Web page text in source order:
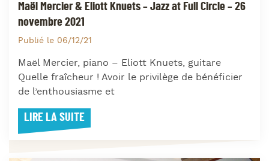
Maël Mercier & Eliott Knuets – Jazz at Full Circle – 26
novembre 2021
Publié le 06/12/21
Maël Mercier, piano – Eliott Knuets, guitare
Quelle fraîcheur ! Avoir le privilège de bénéficier
de l’enthousiasme et
LIRE LA SUITE